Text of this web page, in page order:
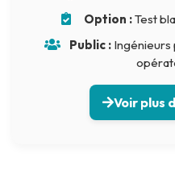
Option :Test
Public :Ingénieurs
Voir plus